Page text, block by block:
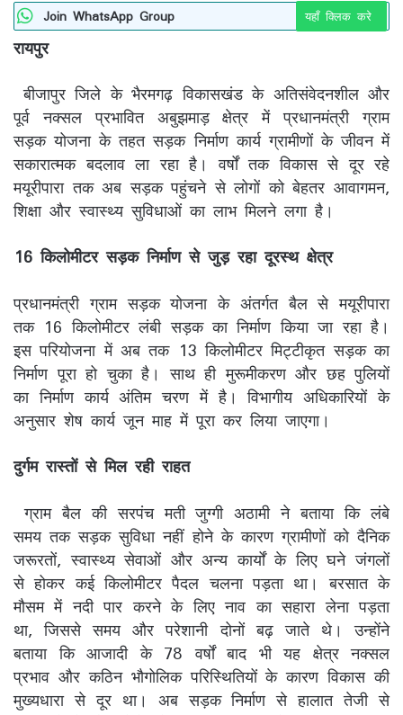
Join WhatsApp Group यहाँ क्लिक करे
रायपुर
बीजापुर जिले के भैरमगढ़ विकासखंड के अतिसंवेदनशील और
पूर्व नक्सल प्रभावित अबुझमाड़ क्षेत्र में प्रधानमंत्री ग्राम
सड़क योजना के तहत सड़क निर्माण कार्य ग्रामीणों के जीवन में
सकारात्मक बदलाव ला रहा है। वर्षों तक विकास से दूर रहे
मयूरीपारा तक अब सड़क पहुंचने से लोगों को बेहतर आवागमन,
शिक्षा और स्वास्थ्य सुविधाओं का लाभ मिलने लगा है।
16 किलोमीटर सड़क निर्माण से जुड़ रहा दूरस्थ क्षेत्र
प्रधानमंत्री ग्राम सड़क योजना के अंतर्गत बैल से मयूरीपारा
तक 16 किलोमीटर लंबी सड़क का निर्माण किया जा रहा है।
इस परियोजना में अब तक 13 किलोमीटर मिट्टीकृत सड़क का
निर्माण पूरा हो चुका है। साथ ही मुरूमीकरण और छह पुलियों
का निर्माण कार्य अंतिम चरण में है। विभागीय अधिकारियों के
अनुसार शेष कार्य जून माह में पूरा कर लिया जाएगा।
दुर्गम रास्तों से मिल रही राहत
ग्राम बैल की सरपंच मती जुग्गी अठामी ने बताया कि लंबे
समय तक सड़क सुविधा नहीं होने के कारण ग्रामीणों को दैनिक
जरूरतों, स्वास्थ्य सेवाओं और अन्य कार्यों के लिए घने जंगलों
से होकर कई किलोमीटर पैदल चलना पड़ता था। बरसात के
मौसम में नदी पार करने के लिए नाव का सहारा लेना पड़ता
था, जिससे समय और परेशानी दोनों बढ़ जाते थे। उन्होंने
बताया कि आजादी के 78 वर्षों बाद भी यह क्षेत्र नक्सल
प्रभाव और कठिन भौगोलिक परिस्थितियों के कारण विकास की
मुख्यधारा से दूर था। अब सड़क निर्माण से हालात तेजी से